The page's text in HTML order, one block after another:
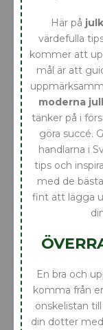
Här på
värdefulla
kommer att
mål är att
moderna
tänker på i
göra succé.
handlarna i
tips och
med de
fint att lägga
En bra och
komma från
önskelistan
din dotter